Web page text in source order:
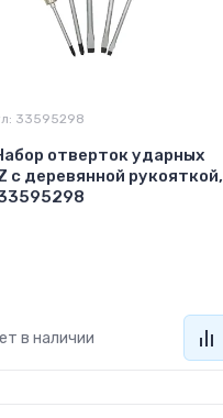
33595298
отверток ударных
с деревянной рукояткой,
в наличии